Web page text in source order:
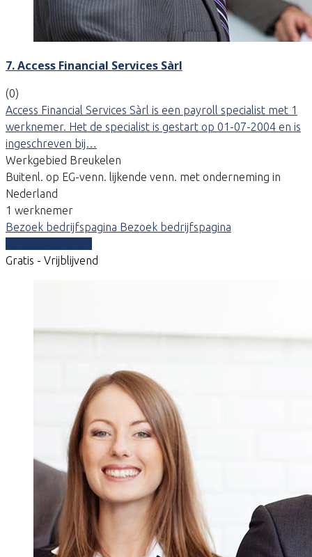
7. Access Financial Services Sàrl
(0)
Access Financial Services Sàrl is een payroll specialist met 1
werknemer. Het de specialist is gestart op 01-07-2004 en is
ingeschreven bij…
Werkgebied Breukelen
Buitenl. op EG-venn. lijkende venn. met onderneming in
Nederland
1 werknemer
Bezoek bedrijfspagina Bezoek bedrijfspagina
Gratis - Vrijblijvend